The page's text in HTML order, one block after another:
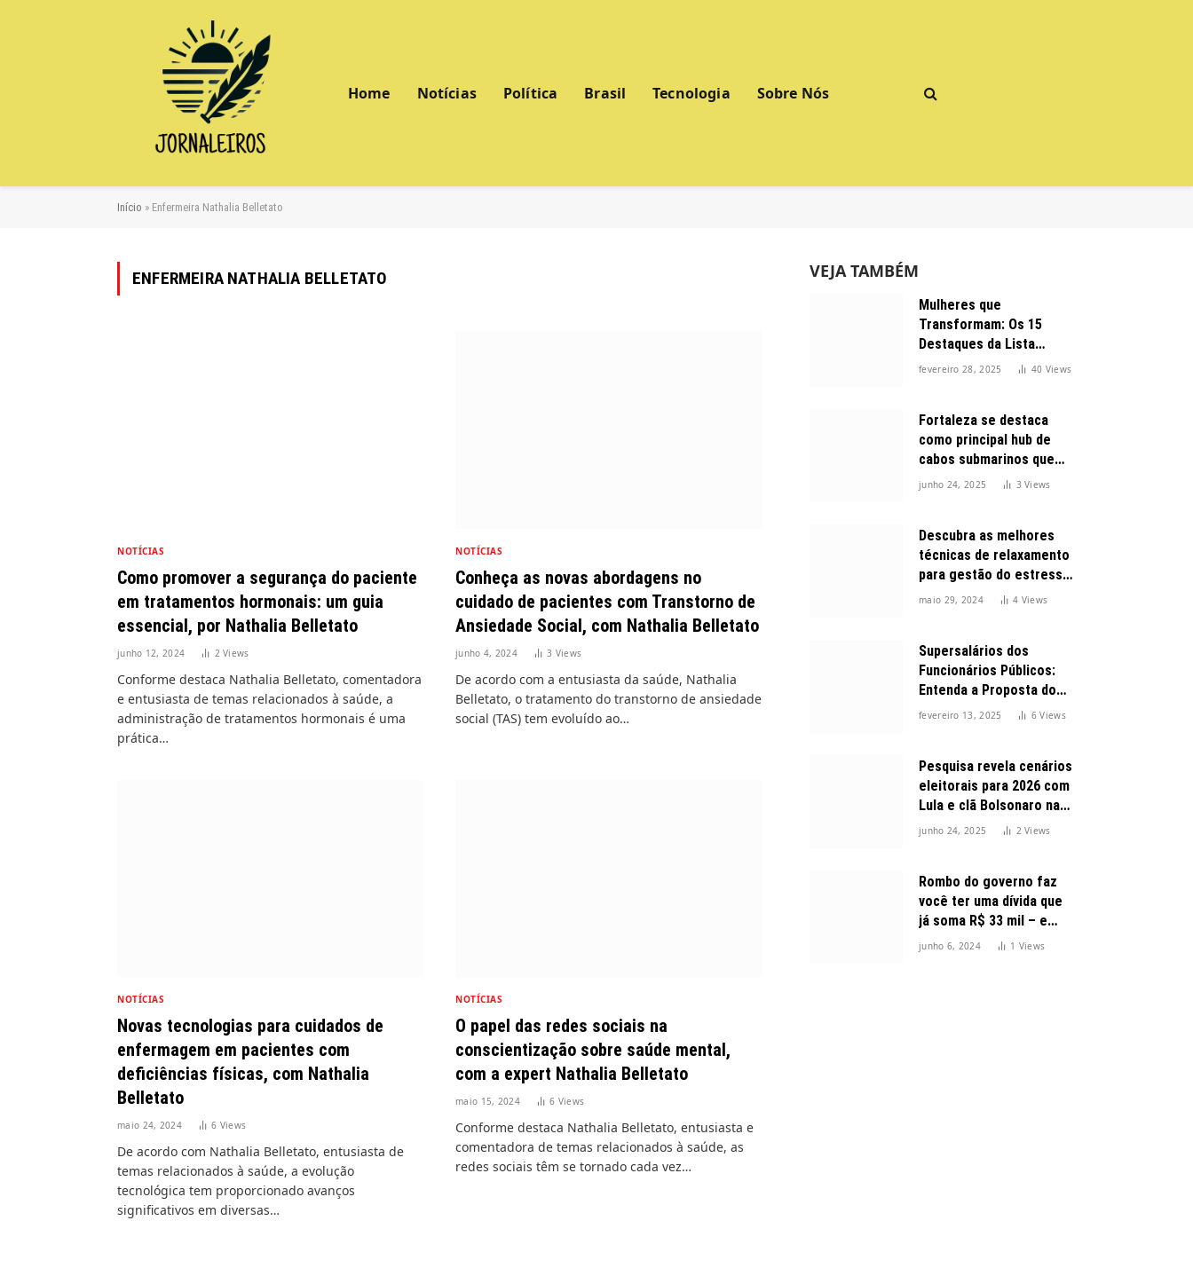
Home Notícias Política Brasil Tecnologia Sobre Nós
Início » Enfermeira Nathalia Belletato
ENFERMEIRA NATHALIA BELLETATO
NOTÍCIAS
Como promover a segurança do paciente
em tratamentos hormonais: um guia
essencial, por Nathalia Belletato
junho 12, 2024 2Views
Conforme destaca Nathalia Belletato, comentadora
e entusiasta de temas relacionados à saúde, a
administração de tratamentos hormonais é uma
prática…
NOTÍCIAS
Conheça as novas abordagens no
cuidado de pacientes com Transtorno de
Ansiedade Social, com Nathalia Belletato
junho 4, 2024 3 Views
De acordo com a entusiasta da saúde, Nathalia
Belletato, o tratamento do transtorno de ansiedade
social (TAS) tem evoluído ao…
NOTÍCIAS
Novas tecnologias para cuidados de
enfermagem em pacientes com
deficiências físicas, com Nathalia
Belletato
maio 24, 2024 6 Views
De acordo com Nathalia Belletato, entusiasta de
temas relacionados à saúde, a evolução
tecnológica tem proporcionado avanços
significativos em diversas…
NOTÍCIAS
O papel das redes sociais na
conscientização sobre saúde mental,
com a expert Nathalia Belletato
maio 15, 2024 6 Views
Conforme destaca Nathalia Belletato, entusiasta e
comentadora de temas relacionados à saúde, as
redes sociais têm se tornado cada vez…
VEJA TAMBÉM
Mulheres que
Transformam: Os 15
Destaques da Lista
Forbes 2025 no Brasil
fevereiro 28, 2025 40 Views
Fortaleza se destaca
como principal hub de
cabos submarinos que
conectam o Brasil ao
junho 24, 2025 3Views
Descubra as melhores
técnicas de relaxamento
para gestão do estresse
durante o dia
maio 29, 2024 4 Views
Supersalários dos
Funcionários Públicos:
Entenda a Proposta do
Governo para Limitar
fevereiro 13, 2025 6Views
Pesquisa revela cenários
eleitorais para 2026 com
Lula e clã Bolsonaro na
disputa presidencial
junho 24, 2025 2Views
Rombo do governo faz
você ter uma dívida que
já soma R$ 33 mil – e
cresceu 300%
junho 6, 2024 1 Views